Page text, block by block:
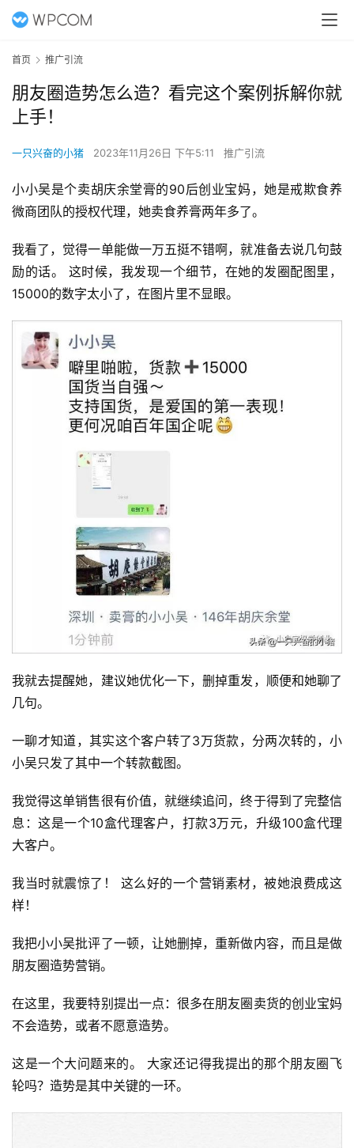
首页 推广引流
朋友圈造势怎么造？看完这个案例拆解你就
上手！
一只兴奋的小猪 2023年11月26日 下午5:11 推广引流
小小吴是个卖胡庆余堂膏的90后创业宝妈，她是戒欺食养
微商团队的授权代理，她卖食养膏两年多了。
我看了，觉得一单能做一万五挺不错啊，就准备去说几句鼓
励的话。 这时候，我发现一个细节，在她的发圈配图里，
15000的数字太小了，在图片里不显眼。
我就去提醒她，建议她优化一下，删掉重发，顺便和她聊了
几句。
一聊才知道，其实这个客户转了3万货款，分两次转的，小
小吴只发了其中一个转款截图。
我觉得这单销售很有价值，就继续追问，终于得到了完整信
息：这是一个10盒代理客户，打款3万元，升级100盒代理
大客户。
我当时就震惊了！ 这么好的一个营销素材，被她浪费成这
样！
我把小小吴批评了一顿，让她删掉，重新做内容，而且是做
朋友圈造势营销。
在这里，我要特别提出一点：很多在朋友圈卖货的创业宝妈
不会造势，或者不愿意造势。
这是一个大问题来的。 大家还记得我提出的那个朋友圈飞
轮吗？造势是其中关键的一环。